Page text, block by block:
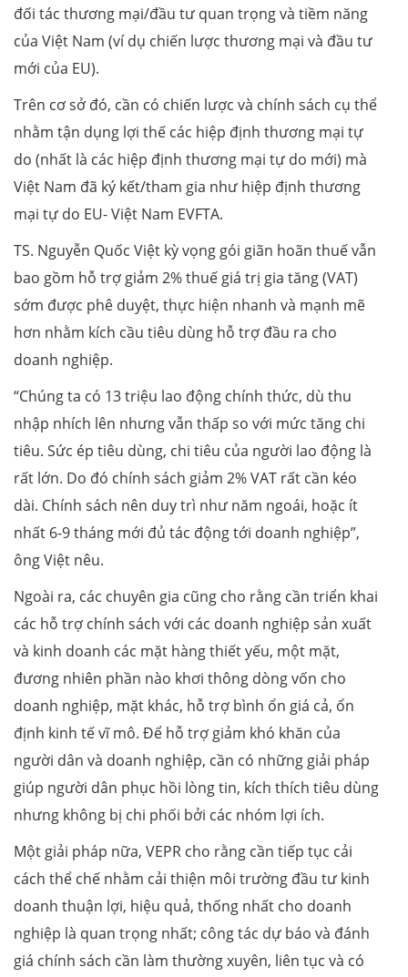
đối tác thương mại/đầu tư quan trọng và tiềm năng
của Việt Nam (ví dụ chiến lược thương mại và đầu tư
mới của EU).
Trên cơ sở đó, cần có chiến lược và chính sách cụ thể
nhằm tận dụng lợi thế các hiệp định thương mại tự
do (nhất là các hiệp định thương mại tự do mới) mà
Việt Nam đã ký kết/tham gia như hiệp định thương
mại tự do EU- Việt Nam EVFTA.
TS. Nguyễn Quốc Việt kỳ vọng gói giãn hoãn thuế vẫn
bao gồm hỗ trợ giảm 2% thuế giá trị gia tăng (VAT)
sớm được phê duyệt, thực hiện nhanh và mạnh mẽ
hơn nhằm kích cầu tiêu dùng hỗ trợ đầu ra cho
doanh nghiệp.
“Chúng ta có 13 triệu lao động chính thức, dù thu
nhập nhích lên nhưng vẫn thấp so với mức tăng chi
tiêu. Sức ép tiêu dùng, chi tiêu của người lao động là
rất lớn. Do đó chính sách giảm 2% VAT rất cần kéo
dài. Chính sách nên duy trì như năm ngoái, hoặc ít
nhất 6-9 tháng mới đủ tác động tới doanh nghiệp”,
ông Việt nêu.
Ngoài ra, các chuyên gia cũng cho rằng cần triển khai
các hỗ trợ chính sách với các doanh nghiệp sản xuất
và kinh doanh các mặt hàng thiết yếu, một mặt,
đương nhiên phần nào khơi thông dòng vốn cho
doanh nghiệp, mặt khác, hỗ trợ bình ổn giá cả, ổn
định kinh tế vĩ mô. Để hỗ trợ giảm khó khăn của
người dân và doanh nghiệp, cần có những giải pháp
giúp người dân phục hồi lòng tin, kích thích tiêu dùng
nhưng không bị chi phối bởi các nhóm lợi ích.
Một giải pháp nữa, VEPR cho rằng cần tiếp tục cải
cách thể chế nhằm cải thiện môi trường đầu tư kinh
doanh thuận lợi, hiệu quả, thống nhất cho doanh
nghiệp là quan trọng nhất; công tác dự báo và đánh
giá chính sách cần làm thường xuyên, liên tục và có